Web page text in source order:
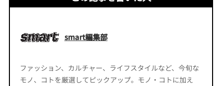
smart編集部
ファッション、カルチャー、ライフスタイルなど、今旬な
モノ、コトを厳選してピックアップ。モノ・コトに加え